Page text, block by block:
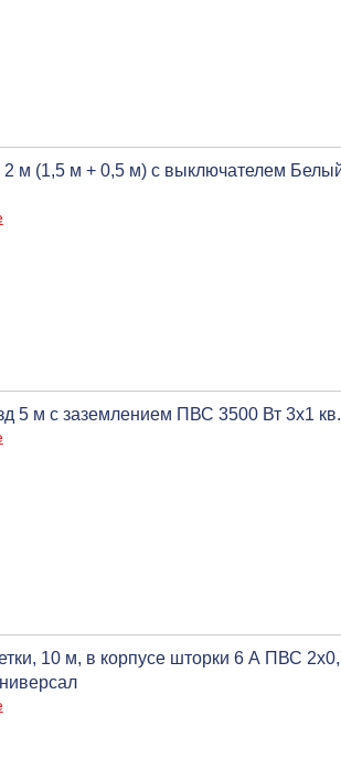
м (1,5 м + 0,5 м) с выключателем
5 м с заземлением ПВС 3500 Вт 3x1
10 м, в корпусе шторки 6 А ПВС